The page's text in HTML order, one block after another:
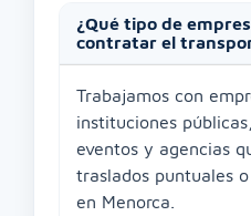
¿Qué tipo de
contratar el
Trabajamos con
instituciones
eventos y agencias
traslados puntuales
en Menorca.